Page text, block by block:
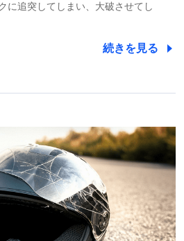
に追突してしまい、大破させてし
続きを見る